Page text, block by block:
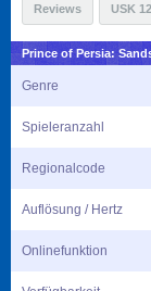
Reviews USK 12
Prince of Persia:
Genre
Spieleranzahl
Regionalcode
Auflösung / Hertz
Onlinefunktion